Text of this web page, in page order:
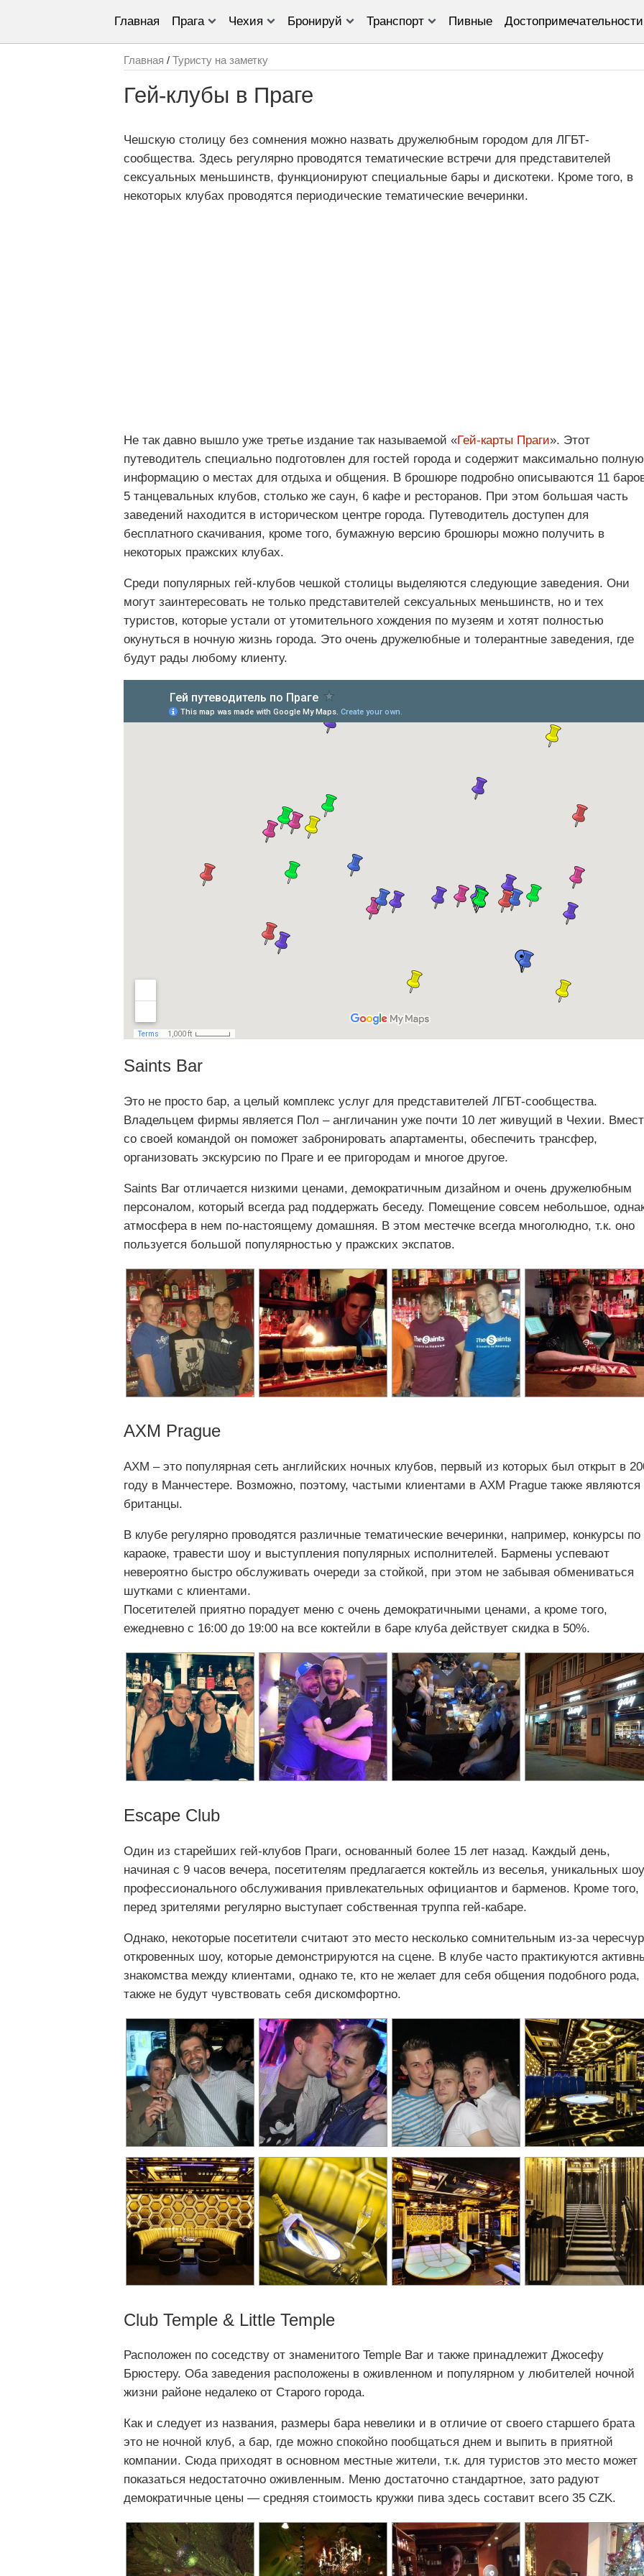
Главная Прага Чехия Бронируй Транспорт Пивные Достопримечательности
Главная / Туристу на заметку
Гей-клубы в Праге
Чешскую столицу без сомнения можно назвать дружелюбным городом для ЛГБТ-
сообщества. Здесь регулярно проводятся тематические встречи для представителей
сексуальных меньшинств, функционируют специальные бары и дискотеки. Кроме того, в
некоторых клубах проводятся периодические тематические вечеринки.
Не так давно вышло уже третье издание так называемой «Гей-карты Праги». Этот
путеводитель специально подготовлен для гостей города и содержит максимально полную
информацию о местах для отдыха и общения. В брошюре подробно описываются 11
5 танцевальных клубов, столько же саун, 6 кафе и ресторанов. При этом большая часть
заведений находится в историческом центре города. Путеводитель доступен для
бесплатного скачивания, кроме того, бумажную версию брошюры можно получить в
некоторых пражских клубах.
Среди популярных гей-клубов чешкой столицы выделяются следующие заведения. Они
могут заинтересовать не только представителей сексуальных меньшинств, но и тех
туристов, которые устали от утомительного хождения по музеям и хотят полностью
окунуться в ночную жизнь города. Это очень дружелюбные и толерантные заведения, где
будут рады любому клиенту.
Saints Bar
Это не просто бар, а целый комплекс услуг для представителей ЛГБТ-сообщества.
Владельцем фирмы является Пол – англичанин уже почти 10 лет живущий в Чехии.
со своей командой он поможет забронировать апартаменты, обеспечить трансфер,
организовать экскурсию по Праге и ее пригородам и многое другое.
Saints Bar отличается низкими ценами, демократичным дизайном и очень дружелюбным
персоналом, который всегда рад поддержать беседу. Помещение совсем небольшое,
атмосфера в нем по-настоящему домашняя. В этом местечке всегда многолюдно, т.к. оно
пользуется большой популярностью у пражских экспатов.
AXM Prague
AXM – это популярная сеть английских ночных клубов, первый из которых был открыт в
году в Манчестере. Возможно, поэтому, частыми клиентами в AXM Prague также являются
британцы.
В клубе регулярно проводятся различные тематические вечеринки, например, конкурсы по
караоке, травести шоу и выступления популярных исполнителей. Бармены успевают
невероятно быстро обслуживать очереди за стойкой, при этом не забывая обмениваться
шутками с клиентами.
Посетителей приятно порадует меню с очень демократичными ценами, а кроме того,
ежедневно с 16:00 до 19:00 на все коктейли в баре клуба действует скидка в 50%.
Escape Club
Один из старейших гей-клубов Праги, основанный более 15 лет назад. Каждый день,
начиная с 9 часов вечера, посетителям предлагается коктейль из веселья, уникальных
профессионального обслуживания привлекательных официантов и барменов. Кроме того,
перед зрителями регулярно выступает собственная труппа гей-кабаре.
Однако, некоторые посетители считают это место несколько сомнительным из-за чересчур
откровенных шоу, которые демонстрируются на сцене. В клубе часто практикуются
знакомства между клиентами, однако те, кто не желает для себя общения подобного рода,
также не будут чувствовать себя дискомфортно.
Club Temple & Little Temple
Расположен по соседству от знаменитого Temple Bar и также принадлежит Джосефу
Брюстеру. Оба заведения расположены в оживленном и популярном у любителей ночной
жизни районе недалеко от Старого города.
Как и следует из названия, размеры бара невелики и в отличие от своего старшего брата
это не ночной клуб, а бар, где можно спокойно пообщаться днем и выпить в приятной
компании. Сюда приходят в основном местные жители, т.к. для туристов это место может
показаться недостаточно оживленным. Меню достаточно стандартное, зато радуют
демократичные цены — средняя стоимость кружки пива здесь составит всего 35 CZK.